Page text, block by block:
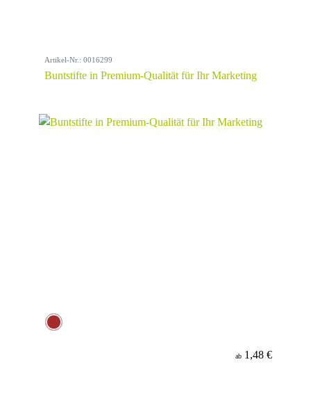
Artikel-Nr.: 0016299
Buntstifte in Premium-Qualität für Ihr Marketing
ab 1,48 €